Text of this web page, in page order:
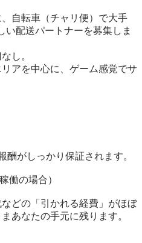
自転車（チャリ便）で大手
い配送パートナーを募集しま
し。
アを中心に、ゲーム感覚でサ
酬がしっかり保証されます。
働の場合）
どの「引かれる経費」がほぼ
あなたの手元に残ります。